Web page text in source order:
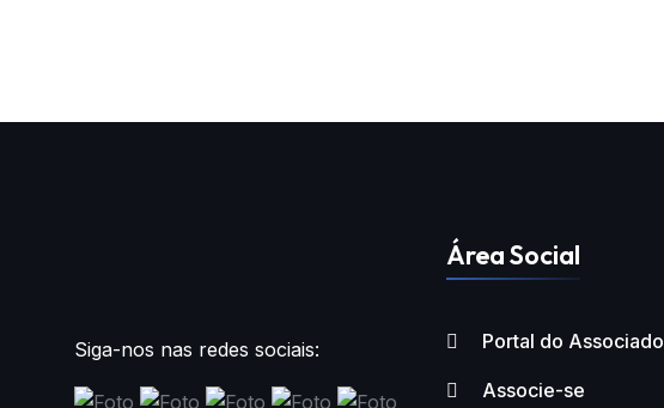
Siga-nos nas redes sociais:
Área Social
Portal do Associado
Associe-se